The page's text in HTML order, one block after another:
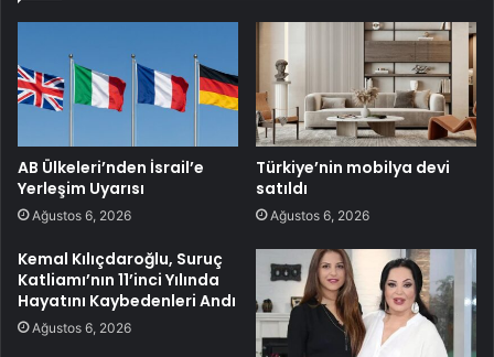
AB Ülkeleri’nden İsrail’e
Yerleşim Uyarısı
Ağustos 6, 2026
Türkiye’nin mobilya devi
satıldı
Ağustos 6, 2026
Kemal Kılıçdaroğlu, Suruç
Katliamı’nın 11’inci Yılında
Hayatını Kaybedenleri Andı
Ağustos 6, 2026